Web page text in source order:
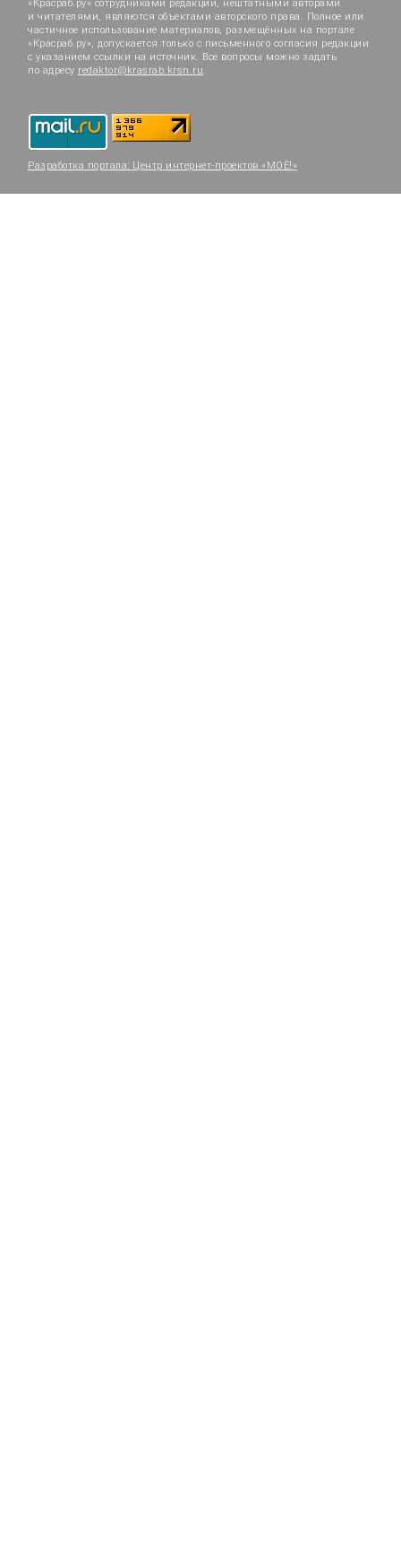
«Красраб.ру» сотрудниками редакции, нештатными авторами
и читателями, являются объектами авторского права. Полное или
частичное использование материалов, размещённых на портале
«Красраб.ру», допускается только с письменного согласия редакции
с указанием ссылки на источник. Все вопросы можно задать
по адресу redaktor@krasrab.krsn.ru.
Разработка портала: Центр интернет-проектов «МОЁ!»